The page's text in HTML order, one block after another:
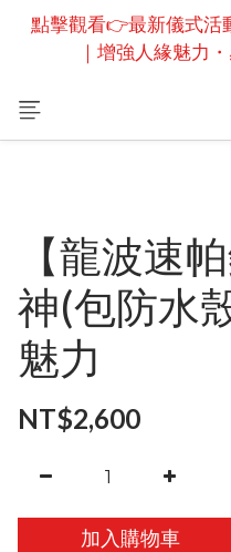
點擊觀看👉最新儀式
情定善緣桃花燈
點擊觀看👉最新儀式
｜增強人緣魅力
點擊觀看👉最新儀式
【龍波速
神(包防水
魅力
NT$2,600
加入購物車